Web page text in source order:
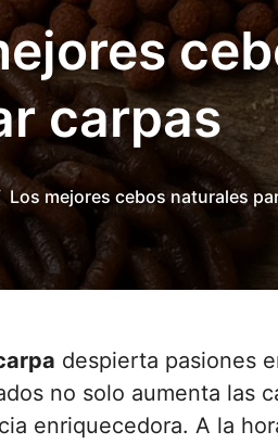
carpas
Los mejores cebos naturales
despierta pasiones
no solo aumenta las
enriquecedora. A la